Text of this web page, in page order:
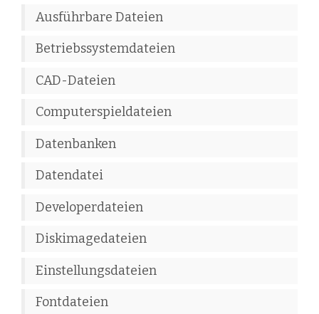
Ausführbare Dateien
Betriebssystemdateien
CAD-Dateien
Computerspieldateien
Datenbanken
Datendatei
Developerdateien
Diskimagedateien
Einstellungsdateien
Fontdateien